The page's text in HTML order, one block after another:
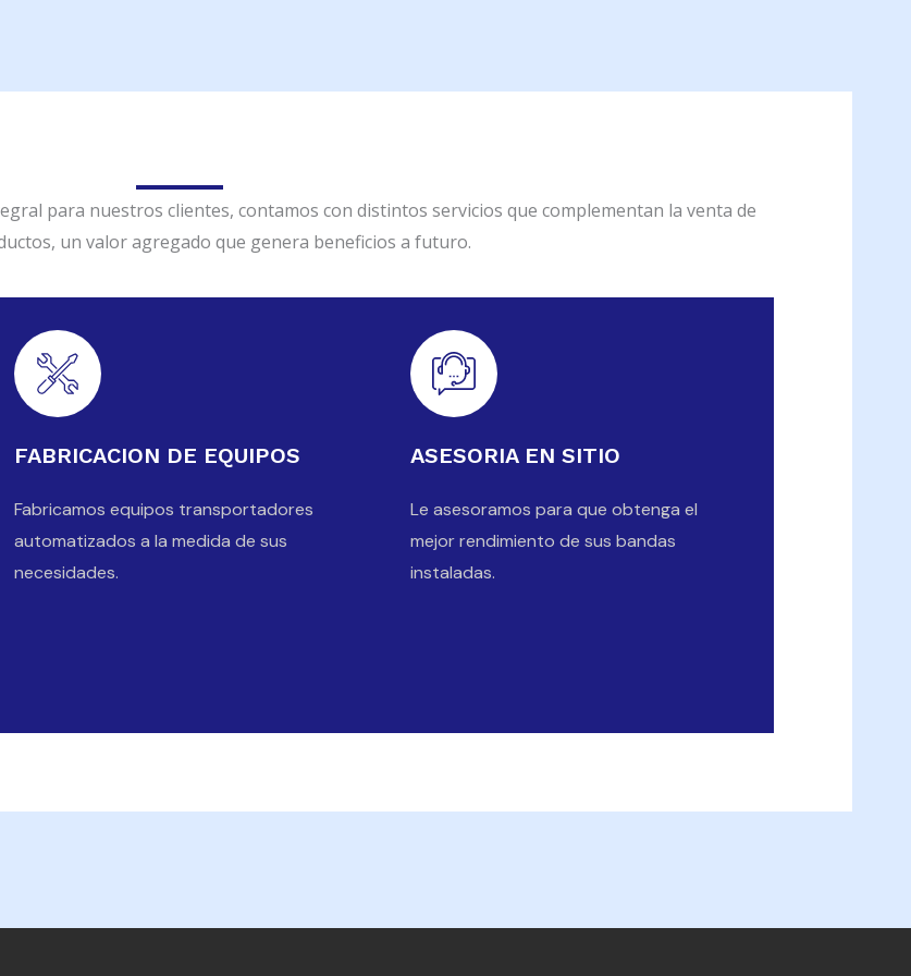
para nuestros clientes, contamos con distintos servicios que complementan la venta de
un valor agregado que genera beneficios a futuro.
FABRICACION DE EQUIPOS
Fabricamos equipos transportadores
automatizados a la medida de sus
necesidades.
ASESORIA EN SITIO
Le asesoramos para que obtenga el
mejor rendimiento de sus bandas
instaladas.